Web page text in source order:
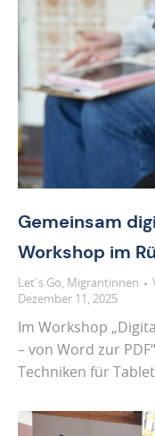
Gemeinsam
Workshop im
Let´s Go, Migrantinnen
Dezember 11, 2025
Im Workshop
– von Word zur
Techniken für